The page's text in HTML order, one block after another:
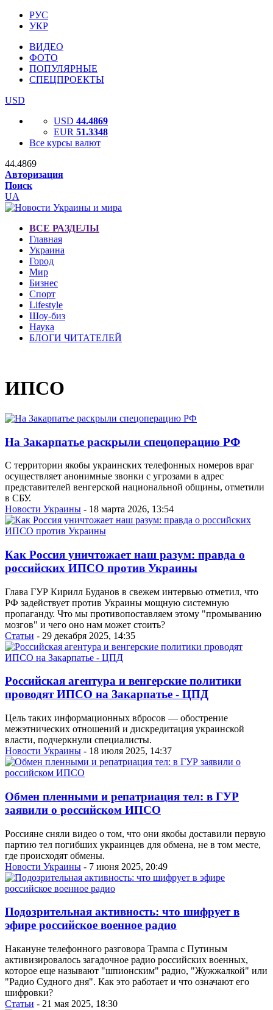
РУС
УКР
ВИДЕО
ФОТО
ПОПУЛЯРНЫЕ
СПЕЦПРОЕКТЫ
USD
USD 44.4869
EUR 51.3348
Все курсы валют
44.4869
Авторизация
Поиск
UA
ВСЕ РАЗДЕЛЫ
Главная
Украина
Город
Мир
Бизнес
Спорт
Lifestyle
Шоу-биз
Наука
БЛОГИ ЧИТАТЕЛЕЙ
ИПСО
На Закарпатье раскрыли спецоперацию РФ
С территории якобы украинских телефонных номеров враг
осуществляет анонимные звонки с угрозами в адрес
представителей венгерской национальной общины, отметили
в СБУ.
Новости Украины - 18 марта 2026, 13:54
Как Россия уничтожает наш разум: правда о
российских ИПСО против Украины
Глава ГУР Кирилл Буданов в свежем интервью отметил, что
РФ задействует против Украины мощную системную
пропаганду. Что мы противопоставляем этому "промыванию
мозгов" и чего оно нам может стоить?
Статьи - 29 декабря 2025, 14:35
Российская агентура и венгерские политики
проводят ИПСО на Закарпатье - ЦПД
Цель таких информационных вбросов — обострение
межэтнических отношений и дискредитация украинской
власти, подчеркнули специалисты.
Новости Украины - 18 июля 2025, 14:37
Обмен пленными и репатриация тел: в ГУР
заявили о российском ИПСО
Россияне сняли видео о том, что они якобы доставили первую
партию тел погибших украинцев для обмена, не в том месте,
где происходят обмены.
Новости Украины - 7 июня 2025, 20:49
Подозрительная активность: что шифрует в
эфире российское военное радио
Накануне телефонного разговора Трампа с Путиным
активизировалось загадочное радио российских военных,
которое еще называют "шпионским" радио, "Жужжалкой" или
"Радио Судного дня". Как это работает и что означают его
шифровки?
Статьи - 21 мая 2025, 18:30